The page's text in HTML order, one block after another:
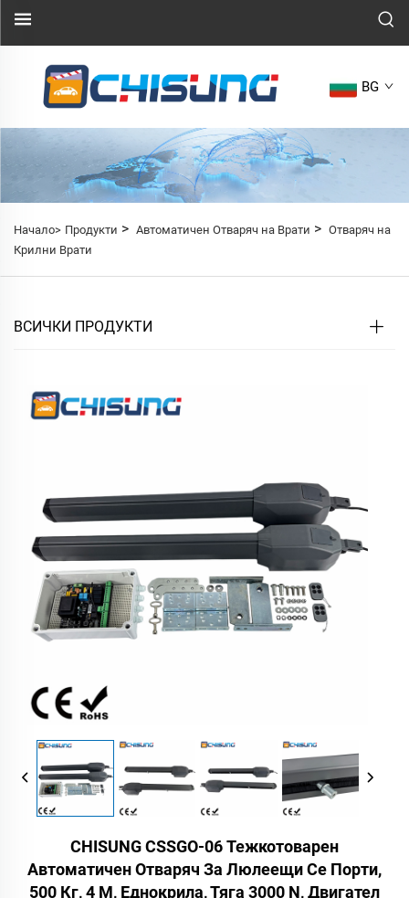
BG
Начало> Продукти > Автоматичен Отваряч на Врати > Отваряч на
Крилни Врати
ВСИЧКИ ПРОДУКТИ
CHISUNG CSSGO-06 Тежкотоварен
Автоматичен Отваряч За Люлеещи Се Порти,
500 Кг, 4 М, Еднокрила, Тяга 3000 N, Двигател